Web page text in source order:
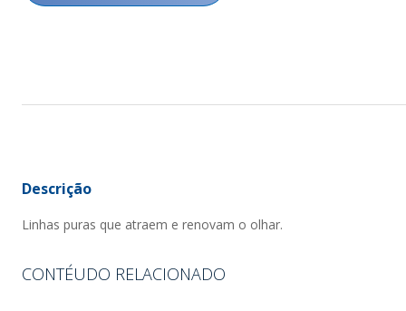
Descrição
Linhas puras que atraem e renovam o olhar.
CONTÉUDO RELACIONADO